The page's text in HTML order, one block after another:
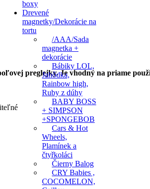
boxy
Drevené
magnetky/Dekorácie na
tortu
/AAA/Sada
magnetka +
dekorácie
Bábiky LOL,
Jahôdka,
Rainbow high,
Ruby z dúhy
BABY BOSS
+ SIMPSON
+SPONGEBOB
Cars & Hot
Wheels,
Plamínek a
čtyřkoláci
Čierny Balog
CRY Babies ,
COCOMELON,
preglejky. Je vhodný na priame